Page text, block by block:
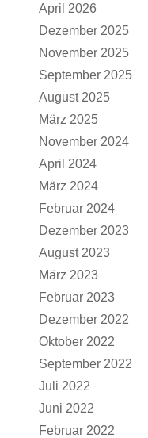
April 2026
Dezember 2025
November 2025
September 2025
August 2025
März 2025
November 2024
April 2024
März 2024
Februar 2024
Dezember 2023
August 2023
März 2023
Februar 2023
Dezember 2022
Oktober 2022
September 2022
Juli 2022
Juni 2022
Februar 2022